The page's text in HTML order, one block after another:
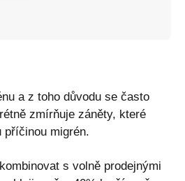
a z toho důvodu se často
zmírňuje záněty, které
příčinou migrén.
s volně prodejnými